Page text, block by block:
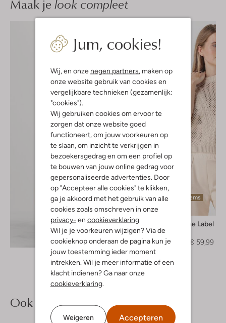
Jum, cookies!
Wij, en onze negen partners, maken op
onze website gebruik van cookies en
vergelijkbare technieken (gezamenlijk:
"cookies").
Wij gebruiken cookies om ervoor te
zorgen dat onze website goed
functioneert, om jouw voorkeuren op
te slaan, om inzicht te verkrijgen in
bezoekersgedrag en om een profiel op
te bouwen van jouw online gedrag voor
gepersonaliseerde advertenties. Door
op "Accepteer alle cookies" te klikken,
ga je akkoord met het gebruik van alle
cookies zoals omschreven in onze
privacy- en cookieverklaring.
Wil je je voorkeuren wijzigen? Via de
cookieknop onderaan de pagina kun je
jouw toestemming ieder moment
intrekken. Wil je meer informatie of een
klacht indienen? Ga naar onze
cookieverklaring.
Weigeren Accepteren
Maak je look compleet
Ontdek de look
Laatste items
Aimee The Label
Top
€ 119,99
€ 59,99
Ook iets voor jou?